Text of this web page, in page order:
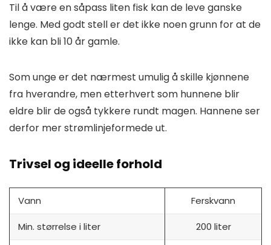
Til å være en såpass liten fisk kan de leve ganske
lenge. Med godt stell er det ikke noen grunn for at de
ikke kan bli 10 år gamle.
Som unge er det nærmest umulig å skille kjønnene
fra hverandre, men etterhvert som hunnene blir
eldre blir de også tykkere rundt magen. Hannene ser
derfor mer strømlinjeformede ut.
Trivsel og ideelle forhold
Vann Ferskvann
Min. størrelse i liter 200 liter